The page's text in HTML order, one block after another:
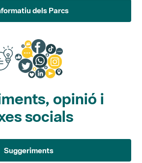
dels Parcs
opinió i
socials
Suggeriments